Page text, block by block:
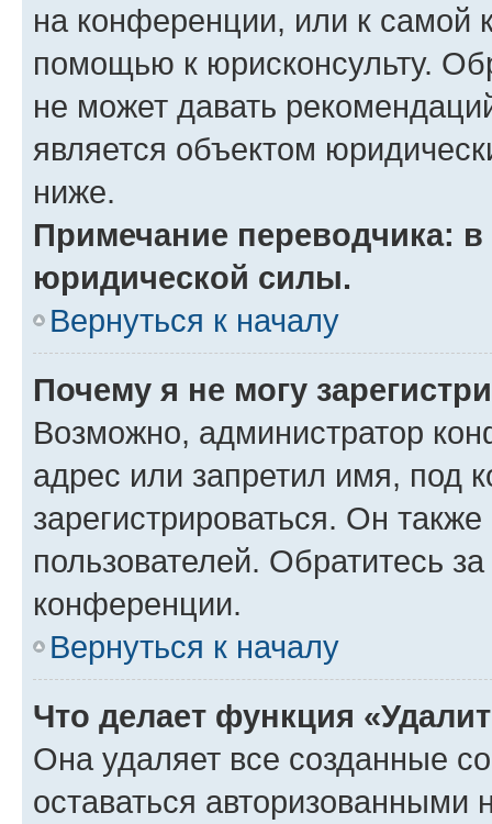
на конференции, или к самой
помощью к юрисконсульту.
не может давать
является объектом
ниже.
Примечание переводчика:
юридической силы.
Вернуться к началу
Почему я не могу
Возможно, администратор
адрес или запретил имя, под
зарегистрироваться. Он
пользователей. Обратитесь
конференции.
Вернуться к началу
Что делает функция
Она удаляет все созданные
оставаться авторизованными